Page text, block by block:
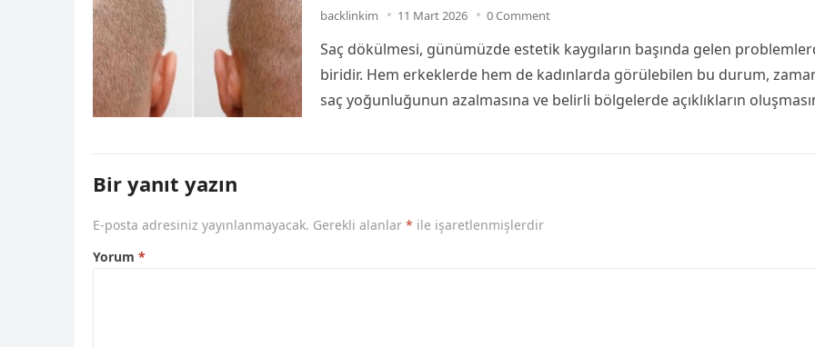
backlinkim 11 Mart 2026 0 Comment
Saç dökülmesi, günümüzde estetik kaygıların başında gelen
biridir. Hem erkeklerde hem de kadınlarda görülebilen bu durum,
saç yoğunluğunun azalmasına ve belirli bölgelerde açıklıkların
Bir yanıt yazın
E-posta adresiniz yayınlanmayacak. Gerekli alanlar * ile işaretlenmişlerdir
Yorum *